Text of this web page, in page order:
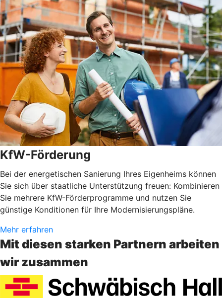
KfW-Förderung
Bei der energetischen Sanierung Ihres Eigenheims können
Sie sich über staatliche Unterstützung freuen: Kombinieren
Sie mehrere KfW-Förderprogramme und nutzen Sie
günstige Konditionen für Ihre Modernisierungspläne.
Mehr erfahren
Mit diesen starken Partnern arbeiten
wir zusammen